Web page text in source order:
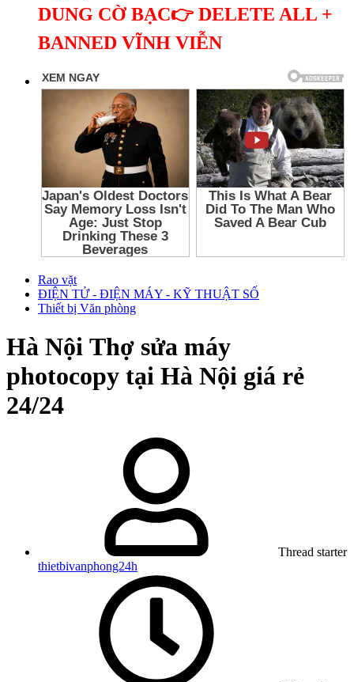
DUNG CỜ BẠC👉 DELETE ALL +
BANNED VĨNH VIỄN
Rao vặt
ĐIỆN TỬ - ĐIỆN MÁY - KỸ THUẬT SỐ
Thiết bị Văn phòng
Hà Nội Thợ sửa máy
photocopy tại Hà Nội giá rẻ
24/24
Thread starter
thietbivanphong24h